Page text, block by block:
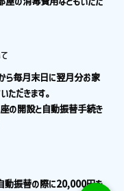
ら毎月末日に翌月分お家
ただきます。
の開設と自動振替手続き
動振替の際に20,000円を